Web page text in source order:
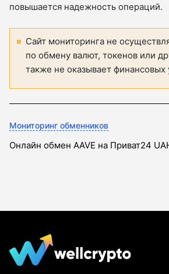
повышается надежность операций.
Сайт мониторинга не
по обмену валют, токенов или
также не оказывает финансовых
Мониторинг обменников
Онлайн обмен AAVE на Приват24